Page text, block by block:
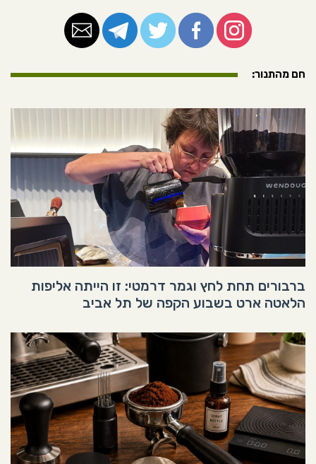
חם מהתנור:
ברבורים תחת לחץ וגמר דרמטי: זו הייתה אליפות
הלאטה ארט בשבוע הקפה של תל אביב